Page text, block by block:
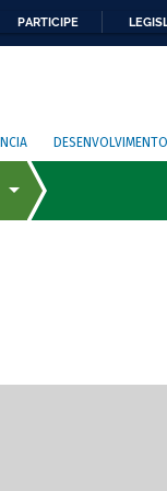
PARTICIPE